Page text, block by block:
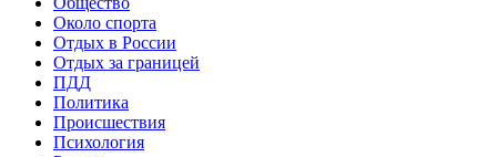
Около спорта
Отдых в России
Отдых за границей
ПДД
Политика
Происшествия
Психология